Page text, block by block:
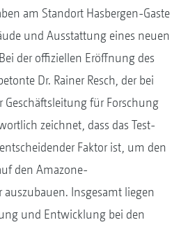
am Standort Hasbergen-Gaste
und Ausstattung eines neuen
der offiziellen Eröffnung des
Dr. Rainer Resch, der bei
Geschäftsleitung für Forschung
zeichnet, dass das Test-
Faktor ist, um den
den Amazone-
Insgesamt liegen
und Entwicklung bei den